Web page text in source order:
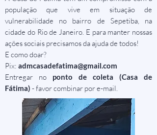
população que vive em situação de
vulnerabilidade no bairro de Sepetiba, na
cidade do Rio de Janeiro. E para manter nossas
ações sociais precisamos da ajuda de todos!
E como doar?
Pix: admcasadefatima@gmail.com
Entregar no ponto de coleta (Casa de
Fátima) - favor combinar por e-mail.